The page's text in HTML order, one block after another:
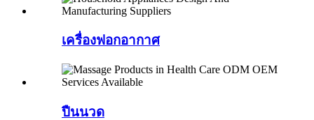
เครื่องฟอกอากาศ
ปืนนวด